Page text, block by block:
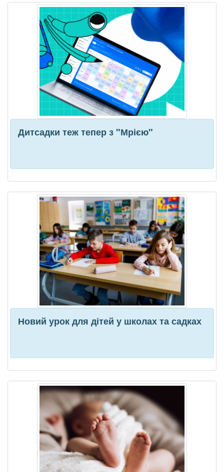
Дитсадки теж тепер з "Мрією"
Новий урок для дітей у школах та садках